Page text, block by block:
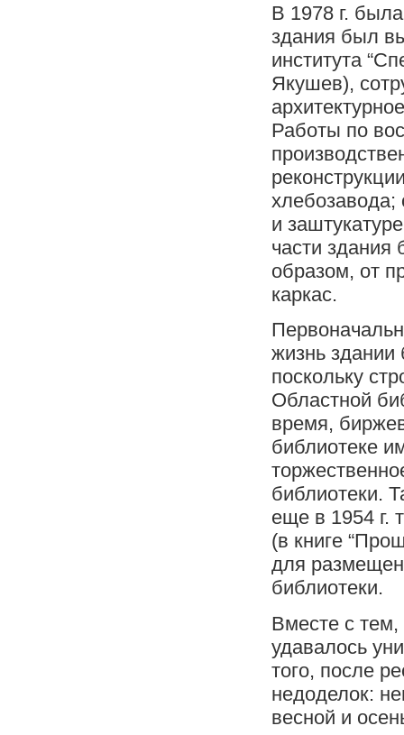
В 1978 г.
здания был
института
Якушев),
Работы по
и
части здания
образом, от
каркас.
жизнь здании
поскольку
Областной
время,
библиотеке
библиотеки.
еще в 1954 г.
(в книге
для
библиотеки.
Вместе с
удавалось
того, после
недоделок:
весной и